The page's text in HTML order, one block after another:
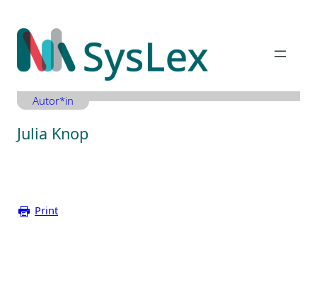
Inhalt
springen
Autor*in
Julia Knop
Print